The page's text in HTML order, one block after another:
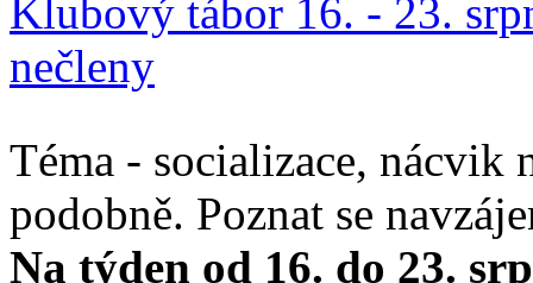
Klubový tábor 16. - 23.
nečleny
Téma - socializace, nácvik
podobně. Poznat se
Na týden od 16. do 23.